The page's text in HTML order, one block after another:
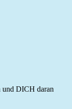
DICH daran